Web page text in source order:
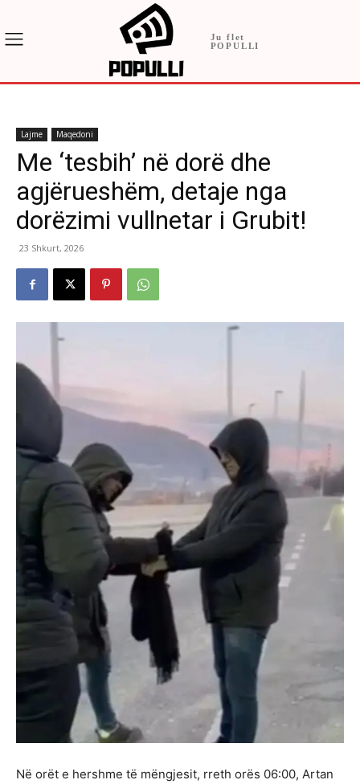
Ju flet
POPULLI
Lajme Maqedoni
Me ‘tesbih’ në dorë dhe
agjërueshëm, detaje nga
dorëzimi vullnetar i Grubit!
23 Shkurt, 2026
Në orët e hershme të mëngjesit, rreth orës 06:00, Artan